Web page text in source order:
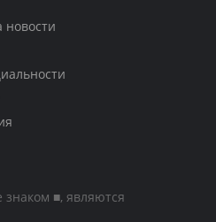
новости
■, являются